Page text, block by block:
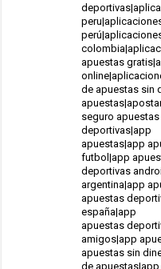
apuestas
de apuestas sin
seguro
deportivas|app
apuestas|app
futbol|app
deportivas
argentina|app
apuestas
españa|app
apuestas
amigos|app
apuestas sin
de